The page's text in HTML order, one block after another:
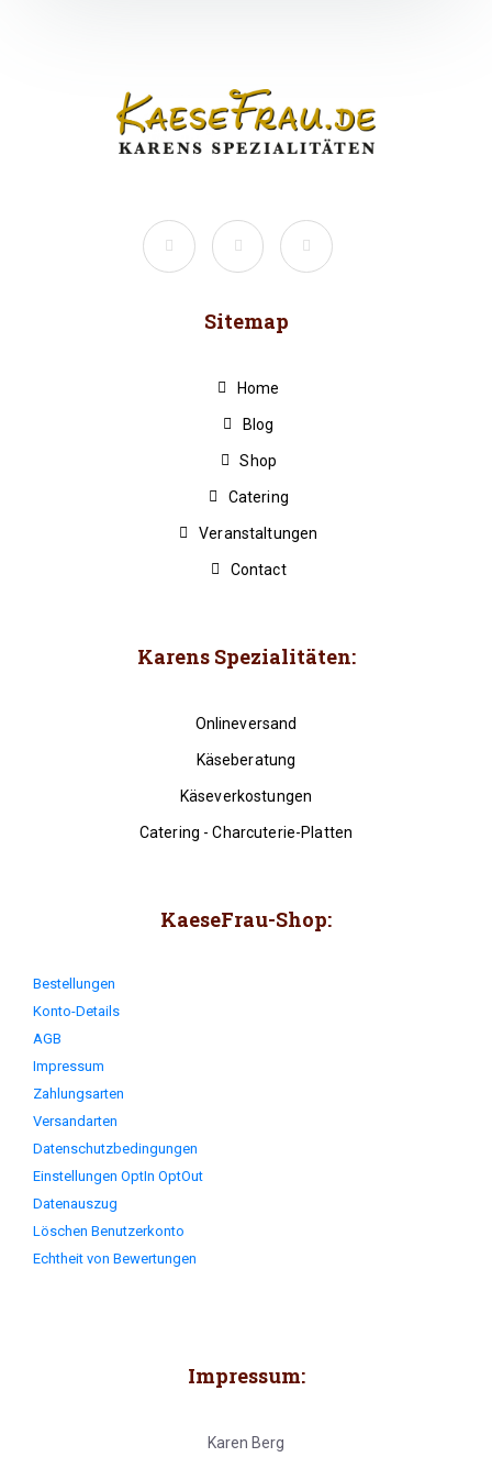
Sitemap
Home
Blog
Shop
Catering
Veranstaltungen
Contact
Karens Spezialitäten:
Onlineversand
Käseberatung
Käseverkostungen
Catering - Charcuterie-Platten
KaeseFrau-Shop:
Bestellungen
Konto-Details
AGB
Impressum
Zahlungsarten
Versandarten
Datenschutzbedingungen
Einstellungen OptIn OptOut
Datenauszug
Löschen Benutzerkonto
Echtheit von Bewertungen
Impressum:
Karen Berg